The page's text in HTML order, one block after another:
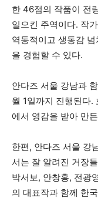
한 46점의 작품이 전
일으킨 주역이다. 작
역동적이고 생동감
을 경험할 수 있다.
안다즈 서울 강남과
월 1일까지 진행된다.
에서 영감을 받아 만
한편, 안다즈 서울 강
서는 잘 알려진 거장
박서보, 안창홍, 전광
의 대표작과 함께 한